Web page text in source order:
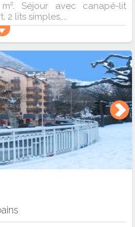
Séjour avec canapé-lit
2 lits simples,...